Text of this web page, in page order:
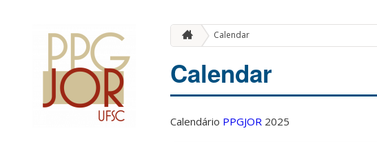
Calendar
Calendar
Calendário PPGJOR 2025